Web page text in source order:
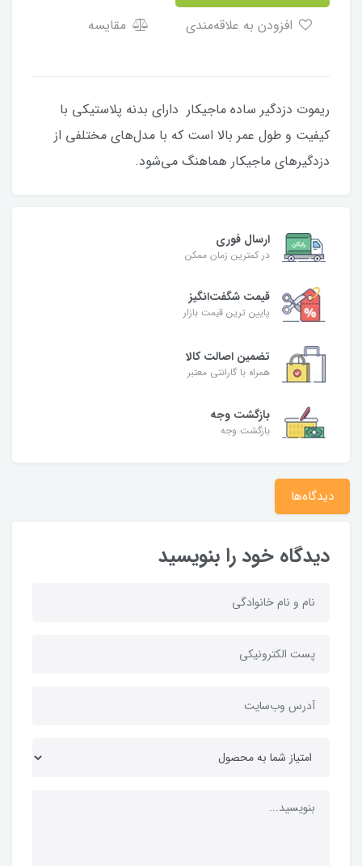
مقایسه
ریموت دزدگیر ساده ماجیکار دارای بدنه پلاستیکی با
کیفیت و طول عمر بالا است که با مدل‌های مختلفی از
‏دزدگیرهای ماجیکار هماهنگ می‌شود.
ارسال فوری
در کمترین زمان ممکن
قیمت شگفت‌انگیز
پایین ترین قیمت بازار
تضمین اصالت کالا
همراه با گارانتی معتبر
بازگشت وجه
بازگشت وجه
دیدگاه‌ها
دیدگاه خود را بنویسید